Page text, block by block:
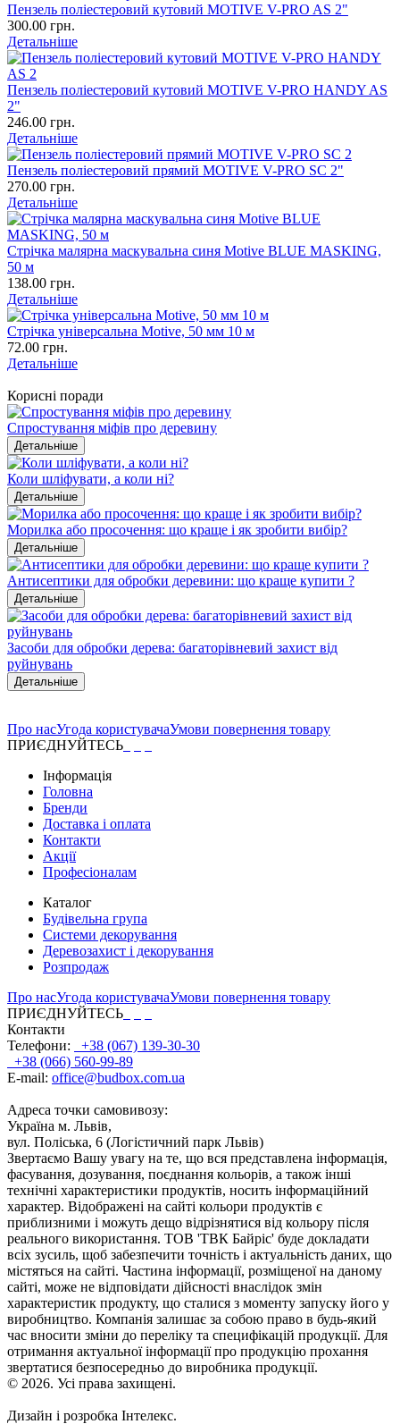
Пензель поліестеровий кутовий MOTIVE V-PRO AS 2"
300.00 грн.
Детальніше
Пензель поліестеровий кутовий MOTIVE V-PRO HANDY AS
2"
246.00 грн.
Детальніше
Пензель поліестеровий прямий MOTIVE V-PRO SC 2"
270.00 грн.
Детальніше
Стрічка малярна маскувальна синя Motive BLUE MASKING,
50 м
138.00 грн.
Детальніше
Стрічка універсальна Motive, 50 мм 10 м
72.00 грн.
Детальніше
Корисні поради
Спростування міфів про деревину
Детальніше
Коли шліфувати, а коли ні?
Детальніше
Морилка або просочення: що краще і як зробити вибір?
Детальніше
Антисептики для обробки деревини: що краще купити ?
Детальніше
Засоби для обробки дерева: багаторівневий захист від
руйнувань
Детальніше
Про насУгода користувачаУмови повернення товару
ПРИЄДНУЙТЕСЬ
Інформація
Головна
Бренди
Доставка і оплата
Контакти
Акції
Професіоналам
Каталог
Будівельна група
Системи декорування
Деревозахист і декорування
Розпродаж
Про насУгода користувачаУмови повернення товару
ПРИЄДНУЙТЕСЬ
Контакти
Телефони:
+38 (067) 139-30-30
+38 (066) 560-99-89
E-mail: office@budbox.com.ua
Адреса точки самовивозу:
Україна м. Львів,
вул. Поліська, 6 (Логістичний парк Львів)
Звертаємо Вашу увагу на те, що вся представлена інформація,
фасування, дозування, поєднання кольорів, а також інші
технічні характеристики продуктів, носить інформаційний
характер. Відображені на сайті кольори продуктів є
приблизними і можуть дещо відрізнятися від кольору після
реального використання. ТОВ 'ТВК Байріс' буде докладати
всіх зусиль, щоб забезпечити точність і актуальність даних, що
містяться на сайті. Частина інформації, розміщеної на даному
сайті, може не відповідати дійсності внаслідок змін
характеристик продукту, що сталися з моменту запуску його у
виробництво. Компанія залишає за собою право в будь-який
час вносити зміни до переліку та специфікацій продукції. Для
отримання актуальної інформації про продукцію прохання
звертатися безпосередньо до виробника продукції.
© 2026. Усі права захищені.
Дизайн і розробка Інтелекс.